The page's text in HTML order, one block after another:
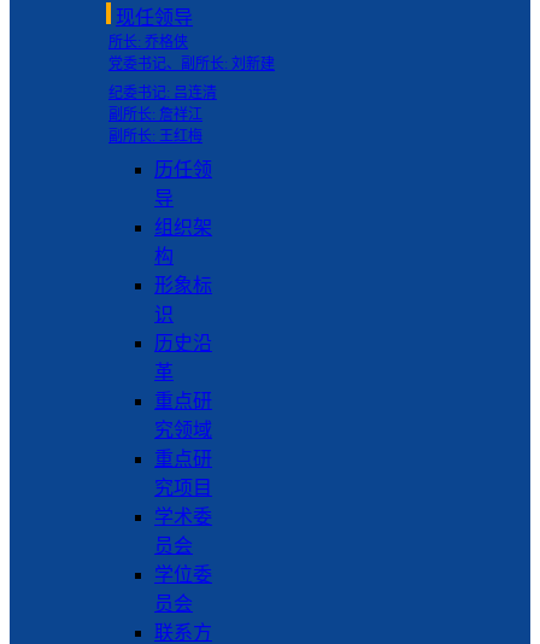
现任领导
所长: 乔格侠
党委书记、副所长: 刘新建
纪委书记: 吕连清
副所长: 詹祥江
副所长: 王红梅
历任领
导
组织架
构
形象标
识
历史沿
革
重点研
究领域
重点研
究项目
学术委
员会
学位委
员会
联系方